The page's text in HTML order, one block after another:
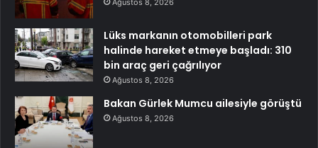
Ağustos 8, 2026
Lüks markanın otomobilleri park
halinde hareket etmeye başladı: 310
bin araç geri çağrılıyor
Ağustos 8, 2026
Bakan Gürlek Mumcu ailesiyle görüştü
Ağustos 8, 2026